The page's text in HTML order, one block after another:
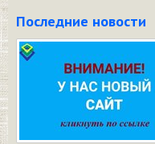
Последние новости